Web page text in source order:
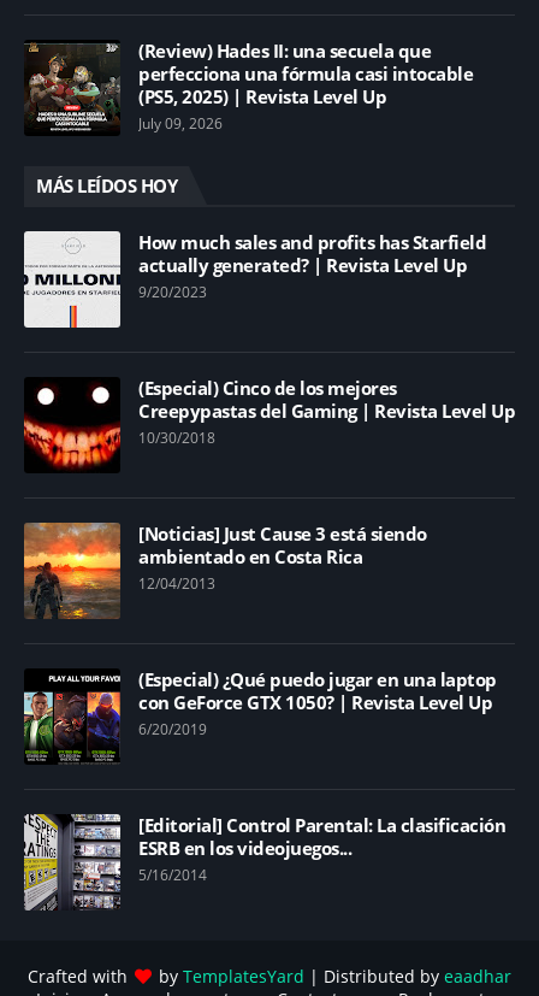
(Review) Hades II: una secuela que
perfecciona una fórmula casi intocable
(PS5, 2025) | Revista Level Up
July 09, 2026
MÁS LEÍDOS HOY
How much sales and profits has Starfield
actually generated? | Revista Level Up
9/20/2023
(Especial) Cinco de los mejores
Creepypastas del Gaming | Revista Level Up
10/30/2018
[Noticias] Just Cause 3 está siendo
ambientado en Costa Rica
12/04/2013
(Especial) ¿Qué puedo jugar en una laptop
con GeForce GTX 1050? | Revista Level Up
6/20/2019
[Editorial] Control Parental: La clasificación
ESRB en los videojuegos...
5/16/2014
Crafted with by TemplatesYard | Distributed by eaadhar